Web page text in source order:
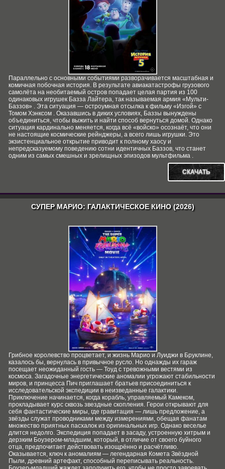
Параллельно с основными событиями разворачивается масштабная и
комичная побочная история. В результате авиакатастрофы грузового
самолёта на необитаемый остров попадает целая партия из 100
одинаковых игрушек Базза Лайтера, так называемая армия «Мульти-
Баззов» . Эта ситуация — остроумная отсылка к фильму «Изгой» с
Томом Хэнксом . Оказавшись в диких условиях, Баззы вынуждены
объединиться, чтобы выжить и найти способ вернуться домой. Однако
ситуация кардинально меняется, когда всё «войско» осознаёт, что они
не настоящие космические рейнджеры, а всего лишь игрушки. Это
экзистенциальное открытие приводит к полному хаосу и
непредсказуемому поведению сотни идентичных Баззов, что станет
одним из самых смешных и зрелищных эпизодов мультфильма .
СКАЧАТЬ
СУПЕР МАРИО: ГАЛАКТИЧЕСКОЕ КИНО (2026)
Грибное королевство процветает, и жизнь Марио и Луиджи в Бруклине,
казалось бы, вернулась в привычное русло. Но однажды их гараж
посещает неожиданный гость — Тоуд с тревожными вестями из
космоса. Загадочные энергетические аномалии угрожают стабильности
миров, и принцесса Пич приглашает братьев присоединиться к
исследовательской экспедиции в неизведанные галактики.
Приключение начинается, когда корабль, управляемый Камеком,
прокладывает курс сквозь звездные скопления. Герои открывают для
себя фантастические миры, где гравитация — лишь предложение, а
звёзды служат проводниками между измерениями, обещая фанатам
множество приятных пасхалок из оригинальных игр. Однако веселье
длится недолго. Экспедиция попадает в засаду, устроенную хитрым и
дерзким Боузером-младшим, который, в отличие от своего буйного
отца, предпочитает действовать изощрённо и расчётливо.
Оказывается, ключ к аномалиям — легендарная Комета Звёздной
Пыли, древний артефакт, способный переписывать реальность.